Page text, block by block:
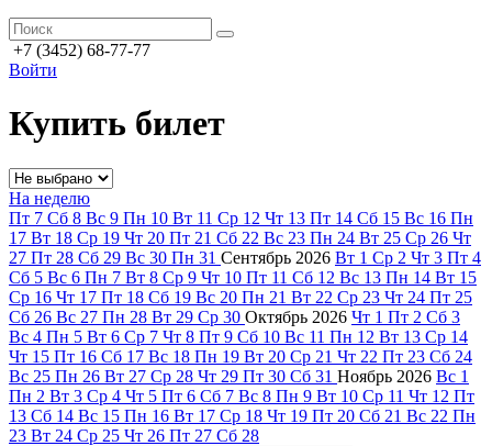
+7 (3452) 68-77-77
Войти
Купить билет
На неделю
Пт 7 Сб 8 Вс 9 Пн 10 Вт 11 Ср 12 Чт 13 Пт 14 Сб 15 Вс 16 Пн
17 Вт 18 Ср 19 Чт 20 Пт 21 Сб 22 Вс 23 Пн 24 Вт 25 Ср 26 Чт
27 Пт 28 Сб 29 Вс 30 Пн 31 Сентябрь 2026 Вт 1 Ср 2 Чт 3 Пт 4
Сб 5 Вс 6 Пн 7 Вт 8 Ср 9 Чт 10 Пт 11 Сб 12 Вс 13 Пн 14 Вт 15
Ср 16 Чт 17 Пт 18 Сб 19 Вс 20 Пн 21 Вт 22 Ср 23 Чт 24 Пт 25
Сб 26 Вс 27 Пн 28 Вт 29 Ср 30 Октябрь 2026 Чт 1 Пт 2 Сб 3
Вс 4 Пн 5 Вт 6 Ср 7 Чт 8 Пт 9 Сб 10 Вс 11 Пн 12 Вт 13 Ср 14
Чт 15 Пт 16 Сб 17 Вс 18 Пн 19 Вт 20 Ср 21 Чт 22 Пт 23 Сб 24
Вс 25 Пн 26 Вт 27 Ср 28 Чт 29 Пт 30 Сб 31 Ноябрь 2026 Вс 1
Пн 2 Вт 3 Ср 4 Чт 5 Пт 6 Сб 7 Вс 8 Пн 9 Вт 10 Ср 11 Чт 12 Пт
13 Сб 14 Вс 15 Пн 16 Вт 17 Ср 18 Чт 19 Пт 20 Сб 21 Вс 22 Пн
23 Вт 24 Ср 25 Чт 26 Пт 27 Сб 28